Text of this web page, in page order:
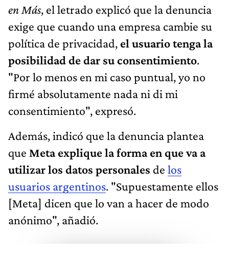
en Más, el letrado explicó que la denuncia
exige que cuando una empresa cambie su
política de privacidad, el usuario tenga la
posibilidad de dar su consentimiento.
"Por lo menos en mi caso puntual, yo no
firmé absolutamente nada ni di mi
consentimiento", expresó.
Además, indicó que la denuncia plantea
que Meta explique la forma en que va a
utilizar los datos personales de los
usuarios argentinos. "Supuestamente ellos
[Meta] dicen que lo van a hacer de modo
anónimo", añadió.